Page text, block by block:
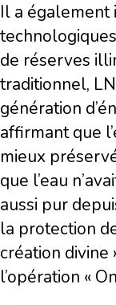
Il a
de réserves
traditionnel,
génération
affirmant que
mieux
que l’eau
aussi pur
la protection
création divine
l’opération «